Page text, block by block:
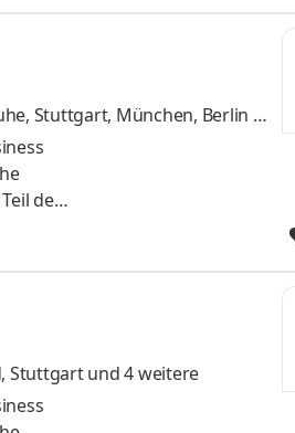
Stuttgart, München, Berlin u
der
sie
und
Stuttgartund 4 weitere